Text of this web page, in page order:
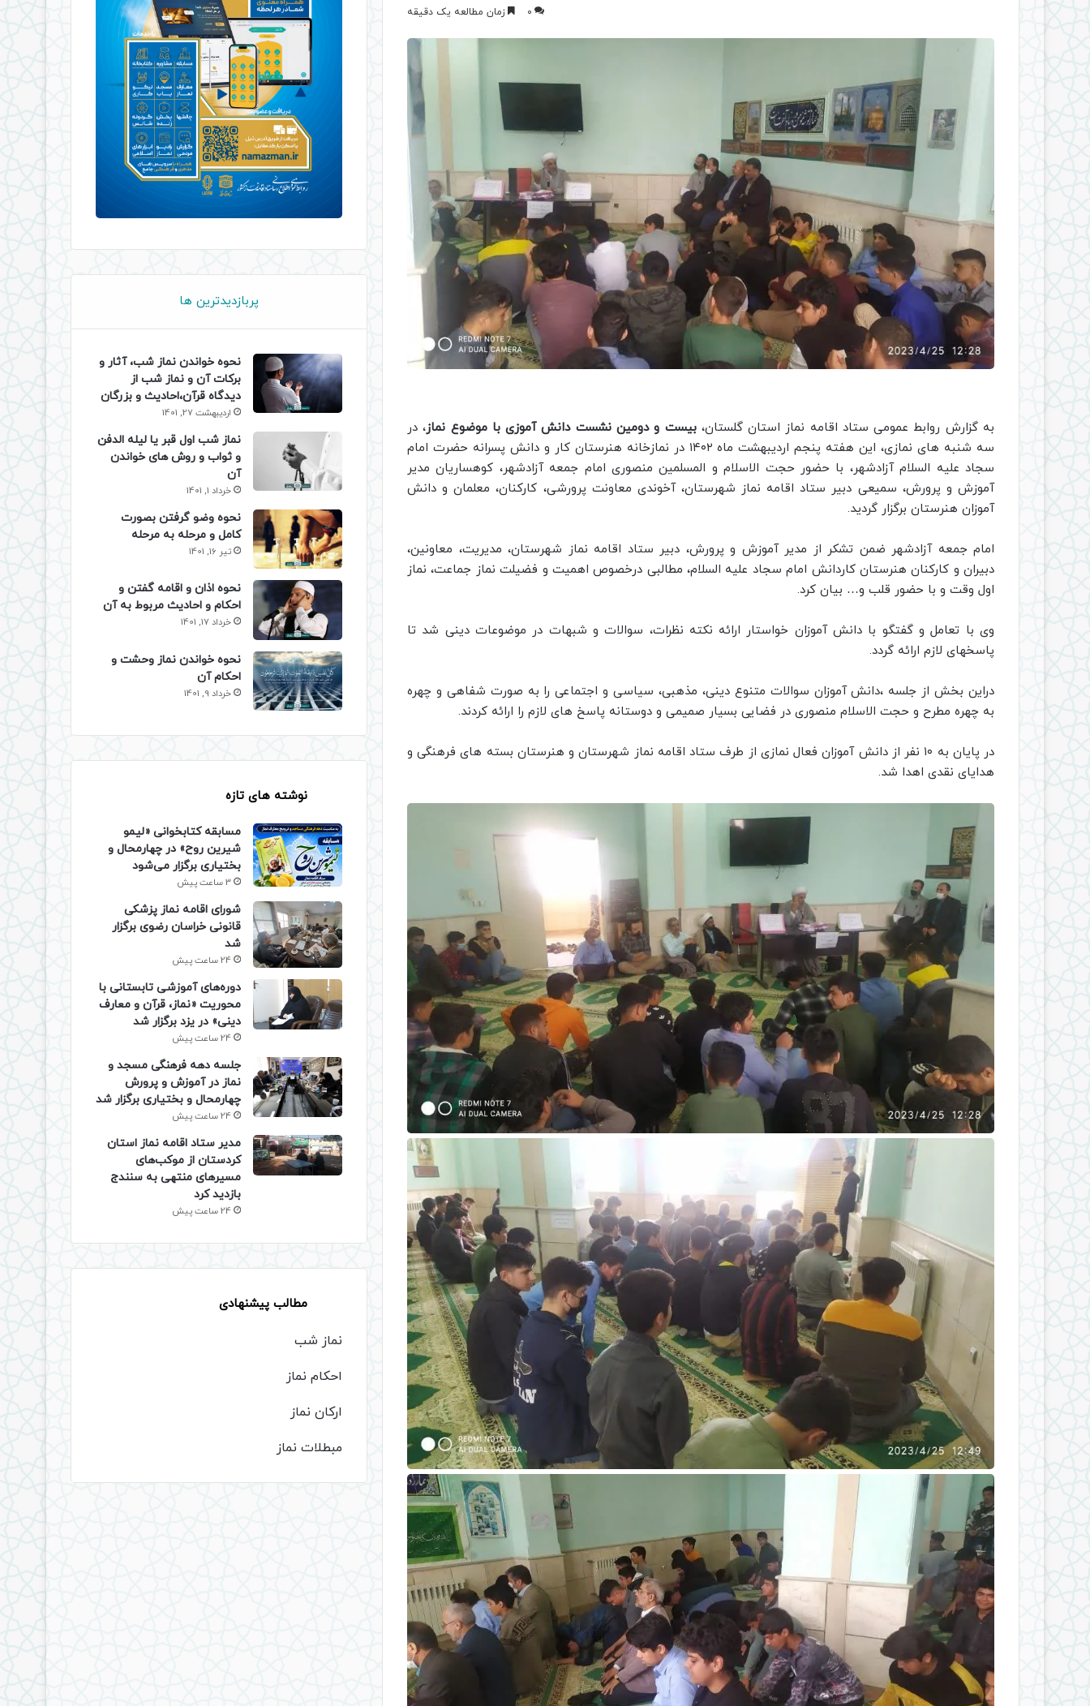
0 زمان مطالعه یک دقیقه
به گزارش روابط عمومی ستاد اقامه نماز استان گلستان، بیست و دومین نشست دانش آموزی با موضوع نماز، در
سه شنبه های نمازی، این هفته پنجم اردیبهشت ماه ۱۴۰۲ در نمازخانه هنرستان کار و دانش پسرانه حضرت امام
سجاد علیه السلام آزادشهر، با حضور حجت‌ الاسلام و المسلمین منصوری امام جمعه آزادشهر، کوهساریان مدیر
آموزش و پرورش، سمیعی دبیر ستاد اقامه نماز شهرستان، آخوندی معاونت پرورشی، کارکنان، معلمان و دانش
آموزان هنرستان برگزار گردید.
امام جمعه آزادشهر ضمن تشکر از مدیر آموزش و پرورش، دبیر ستاد اقامه نماز شهرستان، مدیریت، معاونین،
دبیران و کارکنان هنرستان کاردانش امام سجاد علیه السلام، مطالبی درخصوص اهمیت و فضیلت نماز جماعت، نماز
اول وقت و با حضور قلب و… بیان کرد.
وی با تعامل و گفتگو با دانش آموزان خواستار ارائه نکته نظرات، سوالات و شبهات در موضوعات دینی شد تا
پاسخهای لازم ارائه گردد.
دراین بخش از جلسه ،دانش آموزان سوالات متنوع دینی، مذهبی، سیاسی و اجتماعی را به صورت شفاهی و چهره
به چهره مطرح و حجت الاسلام منصوری در فضایی بسیار صمیمی و دوستانه پاسخ های لازم را ارائه کردند.
در پایان به ۱۰ نفر از دانش آموزان فعال نمازی از طرف ستاد اقامه نماز شهرستان و هنرستان بسته های فرهنگی و
هدایای نقدی اهدا شد.
پربازدیدترین ها
نحوه خواندن نماز شب، آثار و
برکات آن و نماز شب از
دیدگاه قرآن،احادیث و بزرگان
اردیبهشت 27, 1401
نماز شب اول قبر یا لیله الدفن
و ثواب و روش های خواندن
آن
خرداد 1, 1401
نحوه وضو گرفتن بصورت
کامل و مرحله به مرحله
تیر 16, 1401
نحوه اذان و اقامه گفتن و
احکام و احادیث مربوط به آن
خرداد 17, 1401
نحوه خواندن نماز وحشت و
احکام آن
خرداد 9, 1401
نوشته های تازه
مسابقه کتابخوانی «لیمو
شیرین روح» در چهارمحال و
بختیاری برگزار می‌شود
3 ساعت پیش
شورای اقامه نماز پزشکی
قانونی خراسان رضوی برگزار
شد
24 ساعت پیش
دوره‌های آموزشی تابستانی با
محوریت «نماز، قرآن و معارف
دینی» در یزد برگزار شد
24 ساعت پیش
جلسه دهه فرهنگی مسجد و
نماز در آموزش و پرورش
چهارمحال و بختیاری برگزار شد
24 ساعت پیش
مدیر ستاد اقامه نماز استان
کردستان از موکب‌های
مسیرهای منتهی به سنندج
بازدید کرد
24 ساعت پیش
مطالب پیشنهادی
نماز شب
احکام نماز
ارکان نماز
مبطلات نماز